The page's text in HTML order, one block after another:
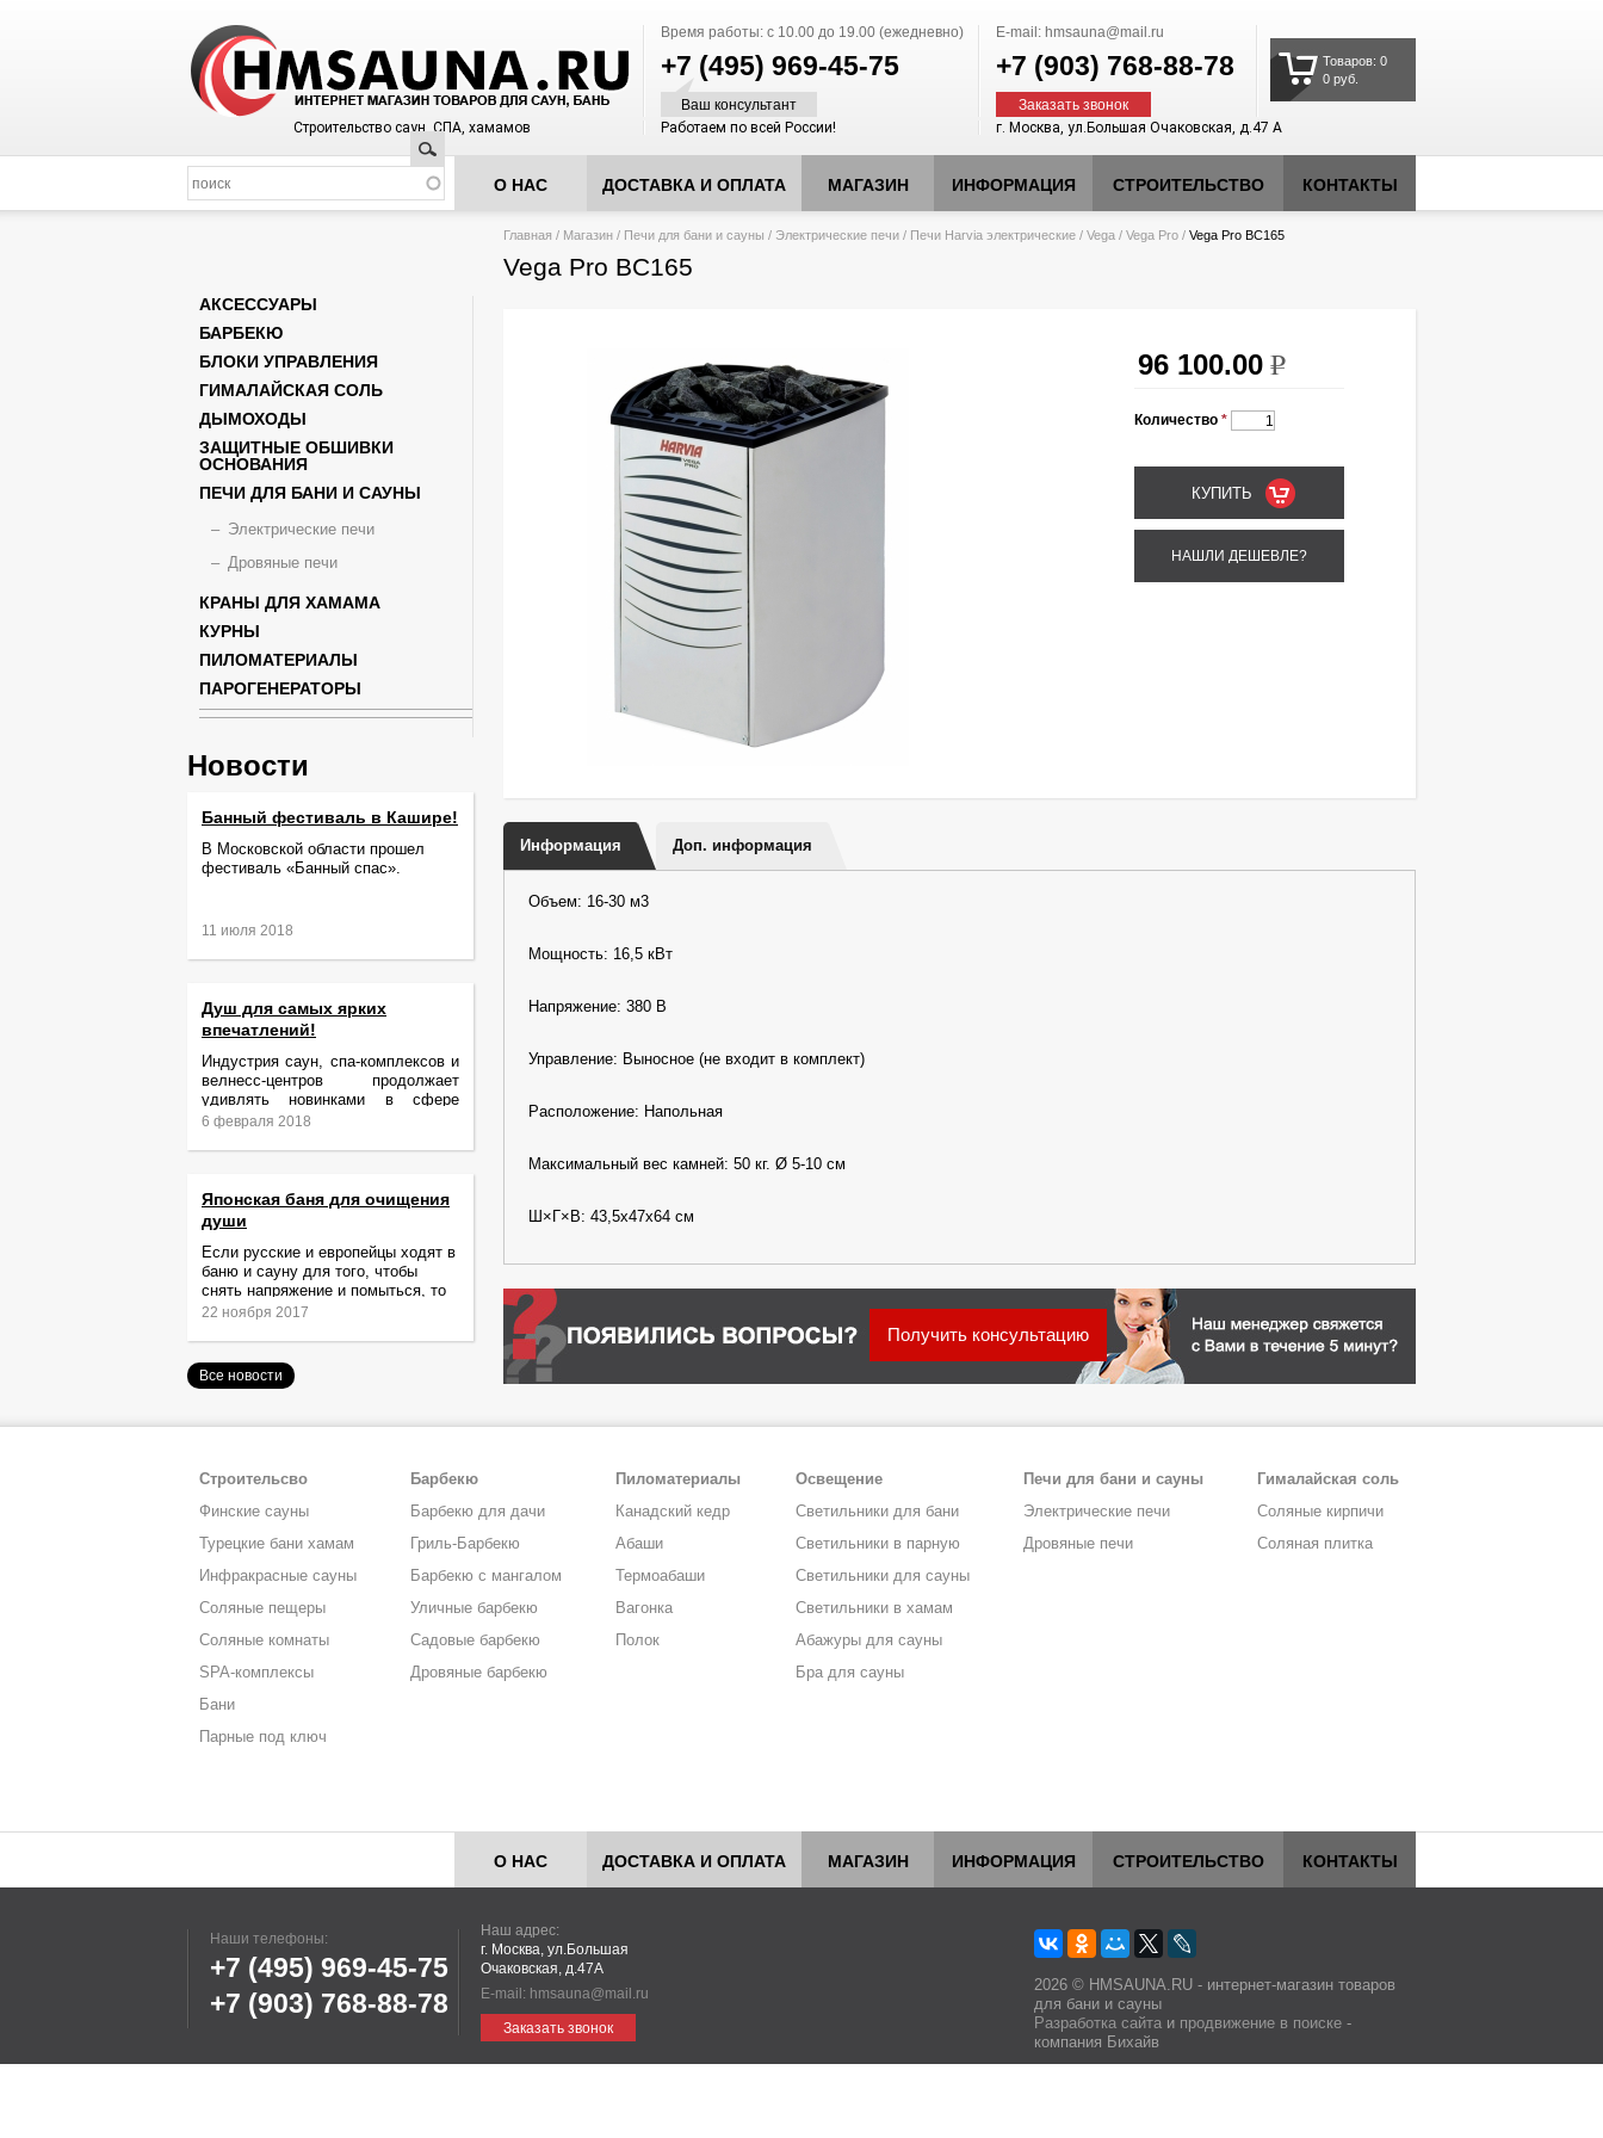
Время работы: с 10.00 до 19.00 (ежедневно)
+7 (495) 969-45-75
Ваш консультант
E-mail: hmsauna@mail.ru
+7 (903) 768-88-78
Заказать звонок
Товаров: 0
0 руб.
Строительство саун, СПА, хамамов Работаем по всей России! г. Москва, ул.Большая Очаковская, д.47 А
Поиск
О НАС ДОСТАВКА И ОПЛАТА МАГАЗИН ИНФОРМАЦИЯ СТРОИТЕЛЬСТВО КОНТАКТЫ
Вы здесь
Главная / Магазин / Печи для бани и сауны / Электрические печи / Печи Harvia электрические / Vega / Vega Pro / Vega Pro BC165
Vega Pro BC165
96 100.00 k
Количество *
НАШЛИ ДЕШЕВЛЕ?
Информация Доп. информация
Объем: 16-30 м3
Мощность: 16,5 кВт
Напряжение: 380 В
Управление: Выносное (не входит в комплект)
Расположение: Напольная
Максимальный вес камней: 50 кг. Ø 5-10 см
Ш×Г×В: 43,5х47х64 см
Получить консультацию
АКСЕССУАРЫ
БАРБЕКЮ
БЛОКИ УПРАВЛЕНИЯ
ГИМАЛАЙСКАЯ СОЛЬ
ДЫМОХОДЫ
ЗАЩИТНЫЕ ОБШИВКИ
ОСНОВАНИЯ
ПЕЧИ ДЛЯ БАНИ И САУНЫ
Электрические печи
Дровяные печи
КРАНЫ ДЛЯ ХАМАМА
КУРНЫ
ПИЛОМАТЕРИАЛЫ
ПАРОГЕНЕРАТОРЫ
Новости
Банный фестиваль в Кашире!
В Московской области прошел
фестиваль «Банный спас».
11 июля 2018
Душ для самых ярких
впечатлений!
Индустрия саун, спа-комплексов и
велнесс-центров продолжает
удивлять новинками в сфере
релаксации и ухода за телом.
6 февраля 2018
Японская баня для очищения
души
Если русские и европейцы ходят в
баню и сауну для того, чтобы
снять напряжение и помыться, то
жители Японии идут туда за
22 ноября 2017
Все новости
Строительсво
Финские сауны
Турецкие бани хамам
Инфракрасные сауны
Соляные пещеры
Соляные комнаты
SPA-комплексы
Бани
Парные под ключ
Барбекю
Барбекю для дачи
Гриль-Барбекю
Барбекю с мангалом
Уличные барбекю
Садовые барбекю
Дровяные барбекю
Пиломатериалы
Канадский кедр
Абаши
Термоабаши
Вагонка
Полок
Освещение
Светильники для бани
Светильники в парную
Светильники для сауны
Светильники в хамам
Абажуры для сауны
Бра для сауны
Печи для бани и сауны
Электрические печи
Дровяные печи
Гималайская соль
Соляные кирпичи
Соляная плитка
О НАС ДОСТАВКА И ОПЛАТА МАГАЗИН ИНФОРМАЦИЯ СТРОИТЕЛЬСТВО КОНТАКТЫ
Наши телефоны:
+7 (495) 969-45-75
+7 (903) 768-88-78
Наш адрес:
г. Москва, ул.Большая
Очаковская, д.47А
E-mail: hmsauna@mail.ru
Заказать звонок
2026 © HMSAUNA.RU - интернет-магазин товаров
для бани и сауны
Разработка сайта и продвижение в поиске -
компания Бихайв